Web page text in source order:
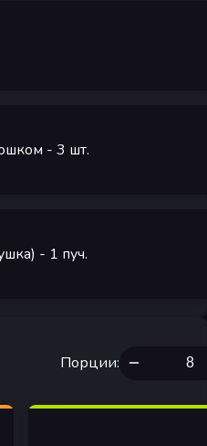
- 3 шт.
- 1 пуч.
Порции: